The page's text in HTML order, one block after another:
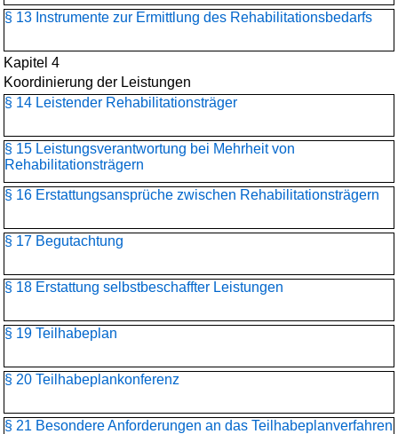
§ 13 Instrumente zur Ermittlung des Rehabilitationsbedarfs
Kapitel 4
Koordinierung der Leistungen
§ 14 Leistender Rehabilitationsträger
§ 15 Leistungsverantwortung bei Mehrheit von
Rehabilitationsträgern
§ 16 Erstattungsansprüche zwischen Rehabilitationsträgern
§ 17 Begutachtung
§ 18 Erstattung selbstbeschaffter Leistungen
§ 19 Teilhabeplan
§ 20 Teilhabeplankonferenz
§ 21 Besondere Anforderungen an das Teilhabeplanverfahren